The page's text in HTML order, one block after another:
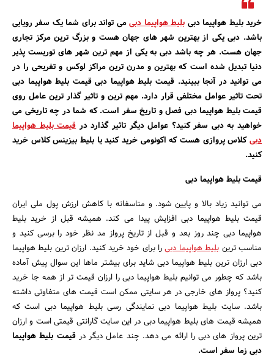
بانک، بیمه و سرمایه
مسکن و ساختمان
خرید بلیط هواپیما دبیبلیط هواپیما دبیمی تواند برای شما یک سفر رویایی
باشد. دبی یکی از بهترین شهر های جهان هست و بزرگ ترین مرکز تجاری
جهان هست. هر چه باشد دبی به یکی از مهم ترین شهر های توریست پذیر
دنیا تبدیل شده است که بهترین و مدرن ترین مراکز لوکس و تفریحی را در
می توانید در آنجا ببینید. قیمت بلیط هواپیما دبی قیمت بلیط هواپیما دبی
تحت تاثیر عوامل مختلفی قرار دارد. مهم ترین و تاثیر گذار ترین عامل روی
قیمت بلیط هواپیما دبی فصل و تاریخ سفر است. که شما در چه تاریخی می
خواهید به دبی سفر کنید؟ عوامل دیگر تاثیر گذارد درقیمت بلیط هواپیما
دبیکلاس پروازی هست که اکونومی خرید کنید یا بلیط بیزینس کلاس خرید
کنید.
قیمت بلیط هواپیما دبی
می توانید زیاد بالا و پایین شود. و متاسفانه با کاهش ارزش پول ملی ایران
قیمت بلیط هواپیما دبی افزایش پیدا می کند. همیشه قبل از خرید بلیط
هواپیما دبی چند روز بعد و قبل از تاریخ پرواز مد نظر خود را برسی کنید و
مناسب ترینبلیط هواپیما دبیرا برای خود خرید کنید. ارزان ترین بلیط هواپیما
دبی ارزان ترین بلیط هواپیما دبی شاید برای بیشتر ماها این سوال پیش آماده
باشد که چطور می توانیم بلیط هواپیما دبی را ارزان قیمت تر از همه جا خرید
کنید؟ پرواز های خارجی در هر سایتی ممکن است قیمت های متفاوتی داشته
باشد. سایت بلیط هواپیما دبی نمایندگی رسی بلیط هواپیما دبی است که
همیشه قیمت های بلیط هواپیما دبی در این سایت گارانتی قیمتی است و ارزان
ترین پرواز های دبی را ارائه می دهد. چند عامل دیگر درقیمت بلیط هواپیما
دبی زما سفر است.